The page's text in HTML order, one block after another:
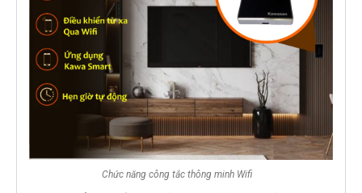
Chức năng công tắc thông minh Wifi